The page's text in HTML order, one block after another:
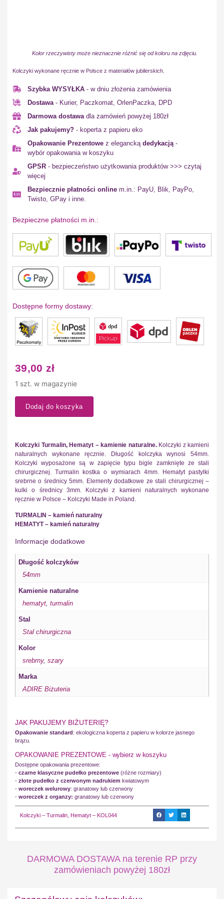
Kolor rzeczywisty może nieznacznie różnić się od koloru na zdjęciu.
Kolczyki wykonane ręcznie w Polsce z materiałów jubilerskich.
Szybka WYSYŁKA - w dniu złożenia zamówienia
Dostawa- Kurier, Paczkomat, OrlenPaczka, DPD
Darmowa dostawadla zamówień powyżej 180zł
Jak pakujemy? - koperta z papieru eko
Opakowanie Prezentowe z eleganckądedykacją-
wybór opakowania w koszyku
GPSR - bezpieczeństwo użytkowania produktów >>> czytaj
więcej
Bezpiecznie płatności online m.in.: PayU, Blik, PayPo,
Twisto, GPay i inne.
Bezpieczne płatności m.in.:
Dostępne formy dostawy:
39,00 zł
1 szt. w magazynie
Dodaj do koszyka
Kolczyki Turmalin, Hematyt – kamienie naturalne.Kolczyki z kamieni
naturalnych wykonane ręcznie. Długość kolczyka wynosi 54mm.
Kolczyki wyposażone są w zapięcie typu bigle zamknięte ze stali
chirurgicznej. Turmalin kostka o wymiarach 4mm. Hematyt pastylki
srebrne o średnicy 5mm. Elementy dodatkowe ze stali chirurgicznej –
kulki o średnicy 3mm. Kolczyki z kamieni naturalnych wykonane
ręcznie w Polsce – Kolczyki Made in Poland.
TURMALIN – kamień naturalny
HEMATYT – kamień naturalny
Informacje dodatkowe
Długość kolczyków
54mm
Kamienie naturalne
hematyt, turmalin
Stal
Stal chirurgiczna
Kolor
srebrny, szary
Marka
ADIRE Biżuteria
JAK PAKUJEMY BIŻUTERIĘ?
Opakowanie standard: ekologiczna koperta z papieru w kolorze jasnego
brązu.
OPAKOWANIE PREZENTOWE - wybierz w koszyku
Dostępne opakowania prezentowe:
- czarne klasyczne pudełko prezentowe (różne rozmiary)
- złote pudełko z czerwonym nadrukiem kwiatowym
- woreczek welurowy: granatowy lub czerwony
- woreczek z organzy: granatowy lub czerwony
Kolczyki – Turmalin, Hematyt – KOL044
DARMOWA DOSTAWA na terenie RP przy
zamówieniach powyżej 180zł